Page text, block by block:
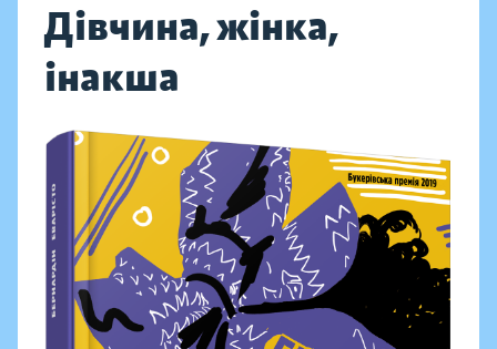
Дівчина, жінка,
інакша